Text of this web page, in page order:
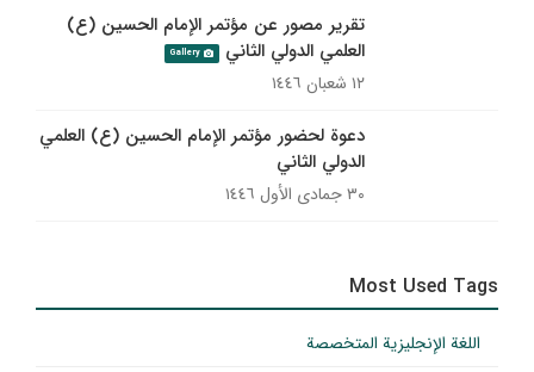
تقرير مصور عن مؤتمر الإمام الحسين (ع)
العلمي الدولي الثاني
١٢ شعبان ١٤٤٦
دعوة لحضور مؤتمر الإمام الحسين (ع) العلمي
الدولي الثاني
٣٠ جمادى الأول ١٤٤٦
Most Used Tags
اللغة الإنجليزية المتخصصة